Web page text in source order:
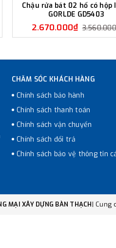
Chậu rửa bát 02 hố có hộp
GORLDE GD5403
2.670.000₫
CHĂM SÓC KHÁCH HÀNG
Chính sách bảo hành
Chính sách thanh toán
Chính sách vận chuyển
Chính sách đổi trả
Chính sách bảo vệ thông tin
MẠI XÂY DỰNG BÀN THẠCH| Cung